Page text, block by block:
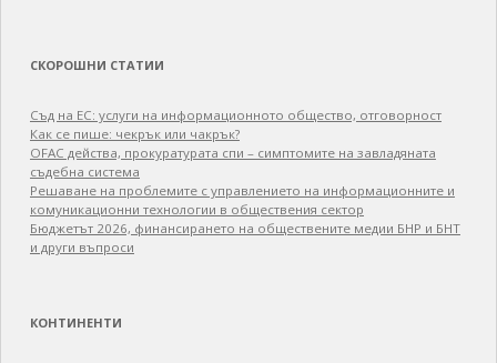
СКОРОШНИ СТАТИИ
Съд на ЕС: услуги на информационното общество, отговорност
Как се пише: чекрък или чакрък?
OFAC действа, прокуратурата спи – симптомите на завладяната
съдебна система
Решаване на проблемите с управлението на информационните и
комуникационни технологии в обществения сектор
Бюджетът 2026, финансирането на обществените медии БНР и БНТ
и други въпроси
КОНТИНЕНТИ